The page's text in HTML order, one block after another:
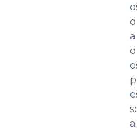
d
a
d
p
ai